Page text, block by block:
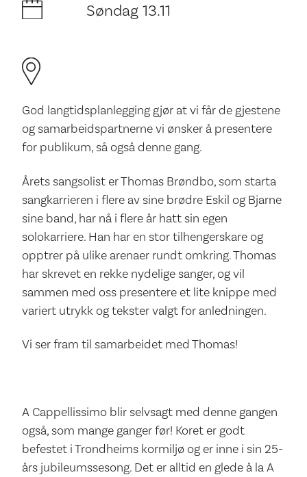
Søndag 13.11
God langtidsplanlegging gjør at vi får de gjestene
og samarbeidspartnerne vi ønsker å presentere
for publikum, så også denne gang.
Årets sangsolist er Thomas Brøndbo, som starta
sangkarrieren i flere av sine brødre Eskil og Bjarne
sine band, har nå i flere år hatt sin egen
solokarriere. Han har en stor tilhengerskare og
opptrer på ulike arenaer rundt omkring. Thomas
har skrevet en rekke nydelige sanger, og vil
sammen med oss presentere et lite knippe med
variert utrykk og tekster valgt for anledningen.
Vi ser fram til samarbeidet med Thomas!
A Cappellissimo blir selvsagt med denne gangen
også, som mange ganger før! Koret er godt
befestet i Trondheims kormiljø og er inne i sin 25-
års jubileumssesong. Det er alltid en glede å la A